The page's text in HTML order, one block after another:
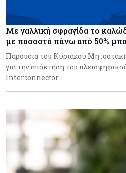
Με γαλλική σφραγίδα το
με ποσοστό πάνω από 50%
Παρουσία του Κυριάκου
για την απόκτηση του
Interconnector…